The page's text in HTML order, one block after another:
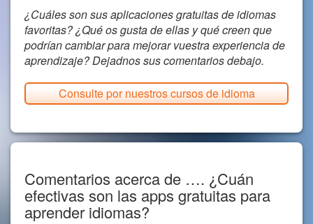
¿Cuáles son sus aplicaciones gratuitas de idiomas
favoritas? ¿Qué os gusta de ellas y qué creen que
podrían cambiar para mejorar vuestra experiencia de
aprendizaje? Dejadnos sus comentarios debajo.
Consulte por nuestros cursos de idioma
Comentarios acerca de …. ¿Cuán
efectivas son las apps gratuitas para
aprender idiomas?